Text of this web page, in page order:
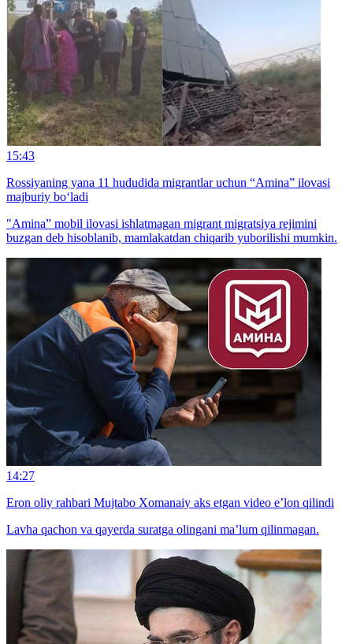
15:43
Rossiyaning yana 11 hududida migrantlar uchun “Amina” ilovasi
majburiy bo‘ladi
"Amina” mobil ilovasi ishlatmagan migrant migratsiya rejimini
buzgan deb hisoblanib, mamlakatdan chiqarib yuborilishi mumkin.
14:27
Eron oliy rahbari Mujtabo Xomanaiy aks etgan video e’lon qilindi
Lavha qachon va qayerda suratga olingani ma’lum qilinmagan.